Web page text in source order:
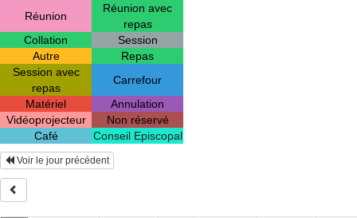
Réunion
Réunion avec
repas
Collation
Session
Autre
Repas
Session avec
repas
Carrefour
Matériel
Annulation
Vidéoprojecteur
Non réservé
Café
Conseil Episcopal
Voir le jour précédent